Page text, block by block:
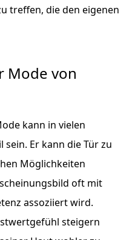
treffen, die den eigenen
Mode von
kann in vielen
Er kann die Tür zu
Möglichkeiten
oft mit
assoziiert wird.
steigern